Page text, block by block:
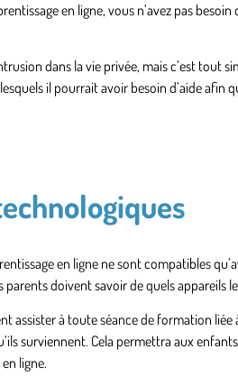
en ligne, vous n’avez pas
dans la vie privée, mais c’est tout
il pourrait avoir besoin d’aide afin
en ligne ne sont compatibles
parents doivent savoir de quels
assister à toute séance de formation
surviennent. Cela permettra aux
ligne.